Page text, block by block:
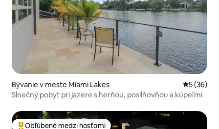
Bývanie v meste Miami Lakes
5 (36)
Slnečný pobyt pri jazere s herňou, posilňovňou a kúpeľmi
Obľúbené medzi hosťami